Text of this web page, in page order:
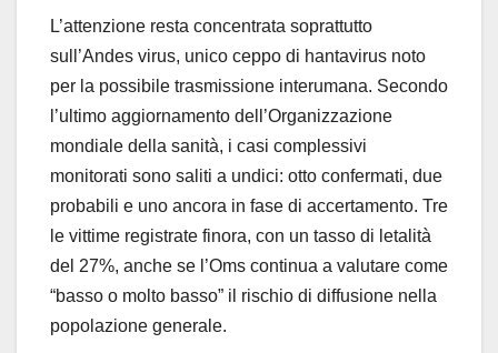
L’attenzione resta concentrata soprattutto
sull’Andes virus, unico ceppo di hantavirus noto
per la possibile trasmissione interumana. Secondo
l’ultimo aggiornamento dell’Organizzazione
mondiale della sanità, i casi complessivi
monitorati sono saliti a undici: otto confermati, due
probabili e uno ancora in fase di accertamento. Tre
le vittime registrate finora, con un tasso di letalità
del 27%, anche se l’Oms continua a valutare come
“basso o molto basso” il rischio di diffusione nella
popolazione generale.